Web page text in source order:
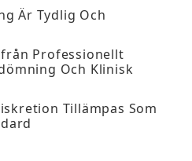
Är Tydlig Och
Professionellt
Och Klinisk
Tillämpas Som